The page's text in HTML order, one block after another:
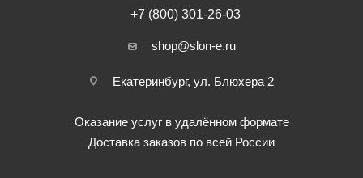
+7 (800) 301-26-03
shop@slon-e.ru
Екатеринбург, ул. Блюхера 2
Оказание услуг в удалённом формате
Доставка заказов по всей России